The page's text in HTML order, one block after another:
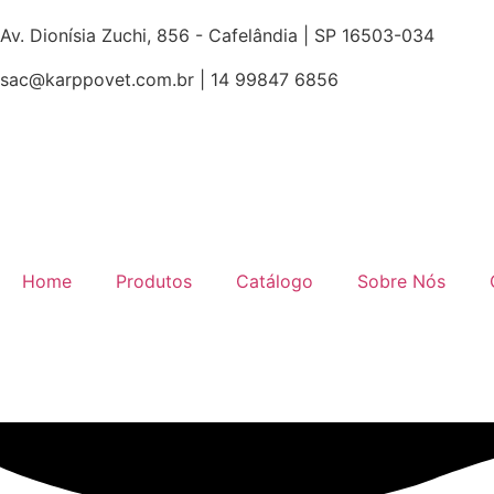
Av. Dionísia Zuchi, 856 - Cafelândia | SP 16503-034
sac@karppovet.com.br | 14 99847 6856
Home Produtos Catálogo Sobre Nós